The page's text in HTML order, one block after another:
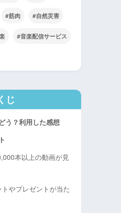
筋肉 自然災害
音楽配信サービス
じ
う？利用した感想
本以上の動画が見
やプレゼントが当た